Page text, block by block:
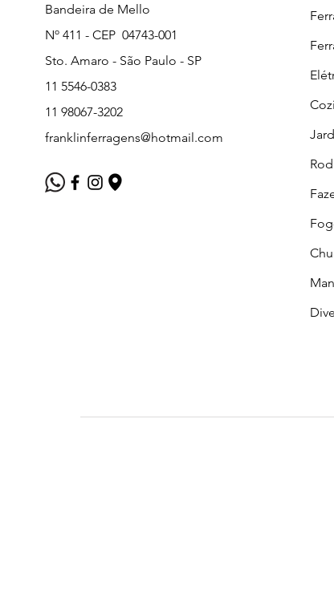
Bandeira de Mello
Nº 411 - CEP 04743-001
Sto. Amaro - São Paulo - SP
11 5546-0383
11 98067-3202
franklinferragens@hotmail.com